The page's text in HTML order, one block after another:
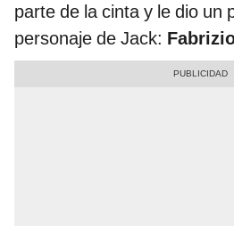
parte de la cinta y le dio un
personaje de Jack: